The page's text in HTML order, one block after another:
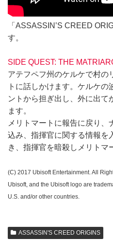
「ASSASSIN’S CREED
す。
SIDE QUEST: THE
アテフペフ州のケルケで村の
トに話しかけます。ケルケ
ントから担ぎ出し、外に出て
ます。
メリトマートに報告に戻り、
込み、指揮官に関する情報を
き、指揮官を暗殺しメリトマ
(C) 2017 Ubisoft Entertainment. All
Ubisoft, and the Ubisoft logo are
U.S. and/or other countries.
ASSASSIN'S CREED ORIGINS